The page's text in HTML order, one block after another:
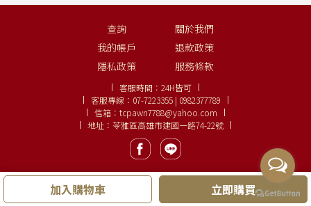
加入購物車 立即購買
查詢
關於我們
我的帳戶
退款政策
隱私政策
服務條款
客服時間： 24H皆可
客服專線： 07-7223355 | 0982377789
信箱： tcpawn7788@yahoo.com
地址：苓雅區高雄市建國一路74-22號
Copyright ©大眾名錶、鑽石線上購 0982377789.